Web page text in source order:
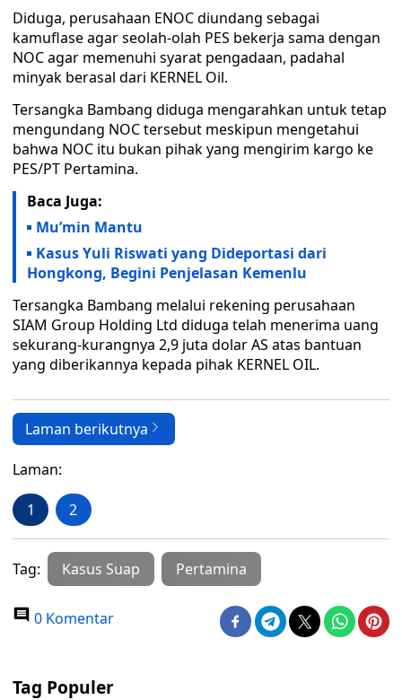
Diduga, perusahaan ENOC diundang sebagai
kamuflase agar seolah-olah PES bekerja sama dengan
NOC agar memenuhi syarat pengadaan, padahal
minyak berasal dari KERNEL Oil.
Tersangka Bambang diduga mengarahkan untuk tetap
mengundang NOC tersebut meskipun mengetahui
bahwa NOC itu bukan pihak yang mengirim kargo ke
PES/PT Pertamina.
Baca Juga:
Mu’min Mantu
Kasus Yuli Riswati yang Dideportasi dari
Hongkong, Begini Penjelasan Kemenlu
Tersangka Bambang melalui rekening perusahaan
SIAM Group Holding Ltd diduga telah menerima uang
sekurang-kurangnya 2,9 juta dolar AS atas bantuan
yang diberikannya kepada pihak KERNEL OIL.
Laman berikutnya
Laman:
1 2
Tag: Kasus Suap Pertamina
0 Komentar
Tag Populer